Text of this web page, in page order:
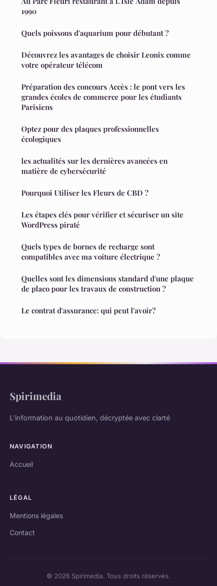
1990
Quels poissons d'aquarium pour débutant ?
Découvrez les avantages de choisir Leonix comme
votre opérateur télécom
Préparation des concours Accès : le pont vers les
grandes écoles de commerce pour les étudiants
Parisiens
Optez pour des plaques professionnelles
écologiques
les actualités sur les dernières avancées en
matière de cybersécurité
Pourquoi Utiliser les Fleurs de CBD ?
Les étapes clés pour vérifier et sécuriser un site
WordPress piraté
Quels types de bornes de recharge sont
compatibles avec ma voiture électrique ?
Quelles sont les dimensions standard d'une plaque
de placo pour les travaux de construction ?
Le contrat d'assurance: qui peut l'avoir?
Spirimedia
L'information au quotidien, décryptée avec clarté
NAVIGATION
Accueil
LÉGAL
Mentions légales
Contact
© 2026 Spirimedia. Tous droits réservés.